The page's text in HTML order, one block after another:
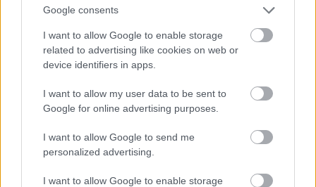
Google consents
I want to allow Google to enable storage
related to advertising like cookies on web or
device identifiers in apps.
I want to allow my user data to be sent to
Google for online advertising purposes.
I want to allow Google to send me
personalized advertising.
I want to allow Google to enable storage
Jön még kép!